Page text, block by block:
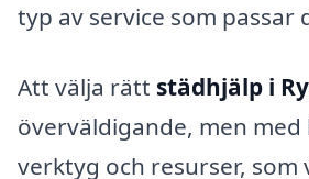
typ av service som passar
Att välja rätt städhjälp i
överväldigande, men
verktyg och resurser,